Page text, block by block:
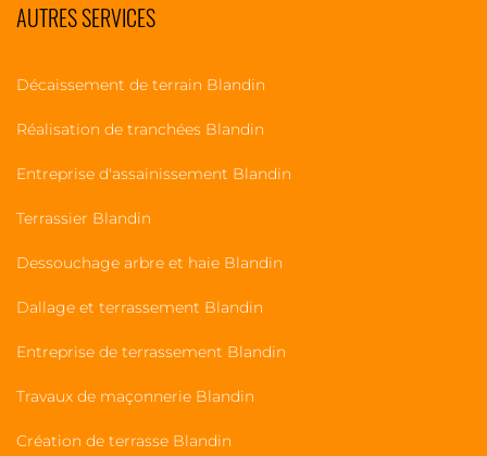
AUTRES SERVICES
Décaissement de terrain Blandin
Réalisation de tranchées Blandin
Entreprise d'assainissement Blandin
Terrassier Blandin
Dessouchage arbre et haie Blandin
Dallage et terrassement Blandin
Entreprise de terrassement Blandin
Travaux de maçonnerie Blandin
Création de terrasse Blandin